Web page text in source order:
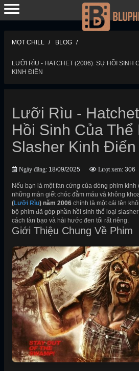
MỌT CHILL BLOG
LƯỠI RÌU - HATCHET (2006): SỰ HỒI SINH
KINH ĐIỂN
Lưỡi Rìu -
Hồi Sinh Của Thể
Slasher Kinh Điển
Ngày đăng: 18/09/2025 Lượt xem: 306
Nếu bạn là một fan cứng của dòng phim
những màn giết chóc đẫm máu và không
(Lưỡi Rìu) năm 2006 chính là một cái tên
bộ phim đã góp phần hồi sinh thể loại
cách tàn bạo và hài hước đen tối rất riêng.
Giới Thiệu Chung Về Phim